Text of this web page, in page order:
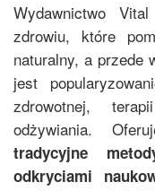
Wydawnictwo
zdrowiu, które
naturalny, a przede
jest
zdrowotnej,
odżywiania.
tradycyjne
odkryciami